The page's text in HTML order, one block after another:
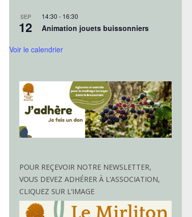
SEP
12
14:30 - 16:30
Animation jouets buissonniers
Voir le calendrier
POUR REÇEVOIR NOTRE NEWSLETTER,
VOUS DEVEZ ADHÉRER À L’ASSOCIATION,
CLIQUEZ SUR L’IMAGE